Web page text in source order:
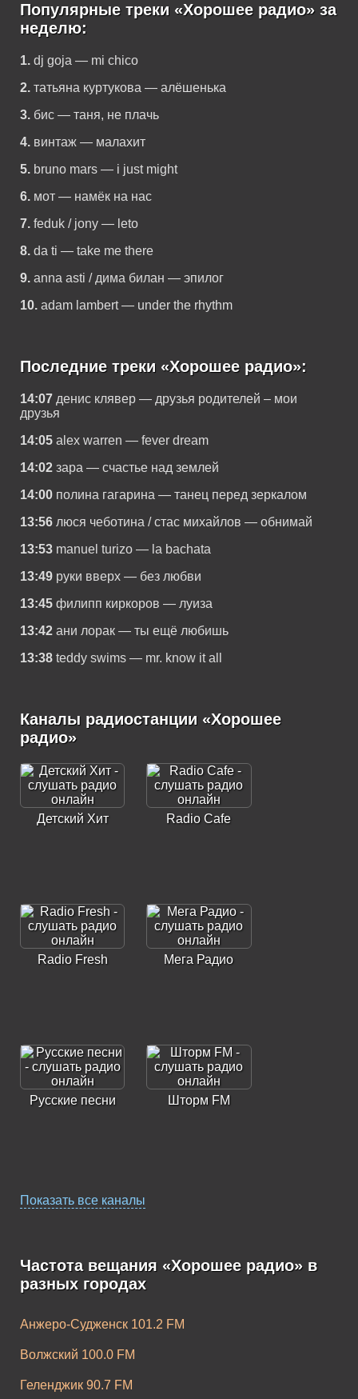
Популярные треки «Хорошее радио» за
неделю:
1. dj goja — mi chico
2. татьяна куртукова — алёшенька
3. бис — таня, не плачь
4. винтаж — малахит
5. bruno mars — i just might
6. мот — намёк на нас
7. feduk / jony — leto
8. da ti — take me there
9. anna asti / дима билан — эпилог
10. adam lambert — under the rhythm
Последние треки «Хорошее радио»:
14:07 денис клявер — друзья родителей – мои
друзья
14:05 alex warren — fever dream
14:02 зара — счастье над землей
14:00 полина гагарина — танец перед зеркалом
13:56 люся чеботина / стас михайлов — обнимай
13:53 manuel turizo — la bachata
13:49 руки вверх — без любви
13:45 филипп киркоров — луиза
13:42 ани лорак — ты ещё любишь
13:38 teddy swims — mr. know it all
Каналы радиостанции «Хорошее
радио»
Детский Хит Radio Cafe
Radio Fresh Мега Радио
Русские песни Шторм FM
Chilla FM
Показать все каналы
Частота вещания «Хорошее радио» в
разных городах
Анжеро-Судженск 101.2 FM
Волжский 100.0 FM
Геленджик 90.7 FM